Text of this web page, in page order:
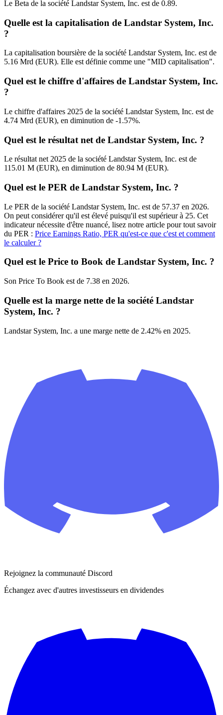
Le Beta de la société Landstar System, Inc. est de 0.89.
Quelle est la capitalisation de Landstar System, Inc.
?
La capitalisation boursière de la société Landstar System, Inc. est de
5.16 Mrd (EUR). Elle est définie comme une "MID capitalisation".
Quel est le chiffre d'affaires de Landstar System, Inc.
?
Le chiffre d'affaires 2025 de la société Landstar System, Inc. est de
4.74 Mrd (EUR), en diminution de -1.57%.
Quel est le résultat net de Landstar System, Inc. ?
Le résultat net 2025 de la société Landstar System, Inc. est de
115.01 M (EUR), en diminution de 80.94 M (EUR).
Quel est le PER de Landstar System, Inc. ?
Le PER de la société Landstar System, Inc. est de 57.37 en 2026.
On peut considérer qu'il est élevé puisqu'il est supérieur à 25. Cet
indicateur nécessite d'être nuancé, lisez notre article pour tout savoir
du PER : Price Earnings Ratio, PER qu'est-ce que c'est et comment
le calculer ?
Quel est le Price to Book de Landstar System, Inc. ?
Son Price To Book est de 7.38 en 2026.
Quelle est la marge nette de la société Landstar
System, Inc. ?
Landstar System, Inc. a une marge nette de 2.42% en 2025.
Rejoignez la communauté Discord
Échangez avec d'autres investisseurs en dividendes